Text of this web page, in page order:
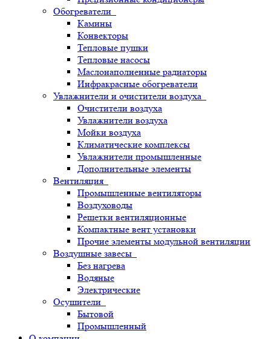
Обогреватели
Камины
Конвекторы
Тепловые пушки
Тепловые насосы
Маслонаполненные радиаторы
Инфракрасные обогреватели
Увлажнители и очистители воздуха
Очистители воздуха
Увлажнители воздуха
Мойки воздуха
Климатические комплексы
Увлажнители промышленные
Дополнительные элементы
Вентиляция
Промышленные вентиляторы
Воздуховоды
Решетки вентиляционные
Компактные вент установки
Прочие элементы модульной вентиляции
Воздушные завесы
Без нагрева
Водяные
Электрические
Осушители
Бытовой
Промышленный